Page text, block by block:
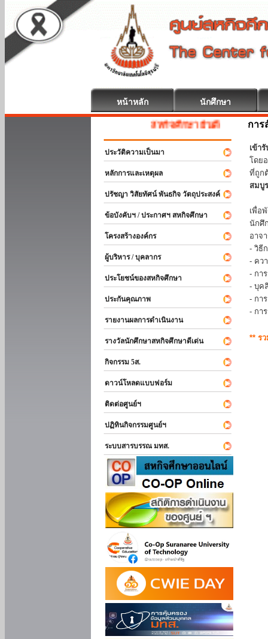
หน้าหลัก นักศึกษา
สหกิจศึกษา ยินดีต้อนรับ
ประวัติความเป็นมา
หลักการและเหตุผล
ปรัชญา วิสัยทัศน์ พันธกิจ วัตถุประสงค์
ข้อบังคับฯ / ประกาศฯ สหกิจศึกษา
โครงสร้างองค์กร
ผู้บริหาร / บุคลากร
ประโยชน์ของสหกิจศึกษา
ประกันคุณภาพ
รายงานผลการดำเนินงาน
รางวัลนักศึกษาสหกิจศึกษาดีเด่น
กิจกรรม 5ส.
ดาวน์โหลดแบบฟอร์ม
ติดต่อศูนย์ฯ
ปฏิทินกิจกรรมศูนย์ฯ
ระบบสารบรรณ มทส.
การ
เข้า
โดย
ที่ถูก
สมบู
เพื่อ
นักศึ
อาจ
- วิธี
- คว
- กา
- บุค
- กา
- กา
** ร